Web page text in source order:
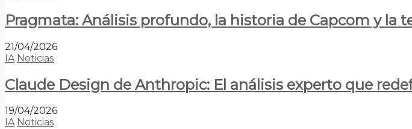
Pragmata: Análisis profundo, la historia de Capcom y
21/04/2026
IA Noticias
Claude Design de Anthropic: El análisis experto que
19/04/2026
IA Noticias